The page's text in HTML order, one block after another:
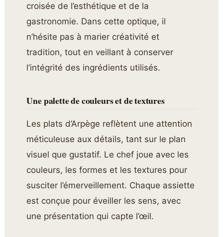
croisée de l’esthétique et de la
gastronomie. Dans cette optique, il
n’hésite pas à marier créativité et
tradition, tout en veillant à conserver
l’intégrité des ingrédients utilisés.
Une palette de couleurs et de textures
Les plats d’Arpège reflètent une attention
méticuleuse aux détails, tant sur le plan
visuel que gustatif. Le chef joue avec les
couleurs, les formes et les textures pour
susciter l’émerveillement. Chaque assiette
est conçue pour éveiller les sens, avec
une présentation qui capte l’œil.